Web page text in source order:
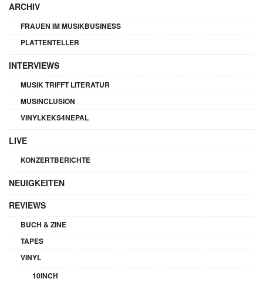
ARCHIV
FRAUEN IM MUSIKBUSINESS
PLATTENTELLER
INTERVIEWS
MUSIK TRIFFT LITERATUR
MUSINCLUSION
VINYLKEKS4NEPAL
LIVE
KONZERTBERICHTE
NEUIGKEITEN
REVIEWS
BUCH & ZINE
TAPES
VINYL
10INCH